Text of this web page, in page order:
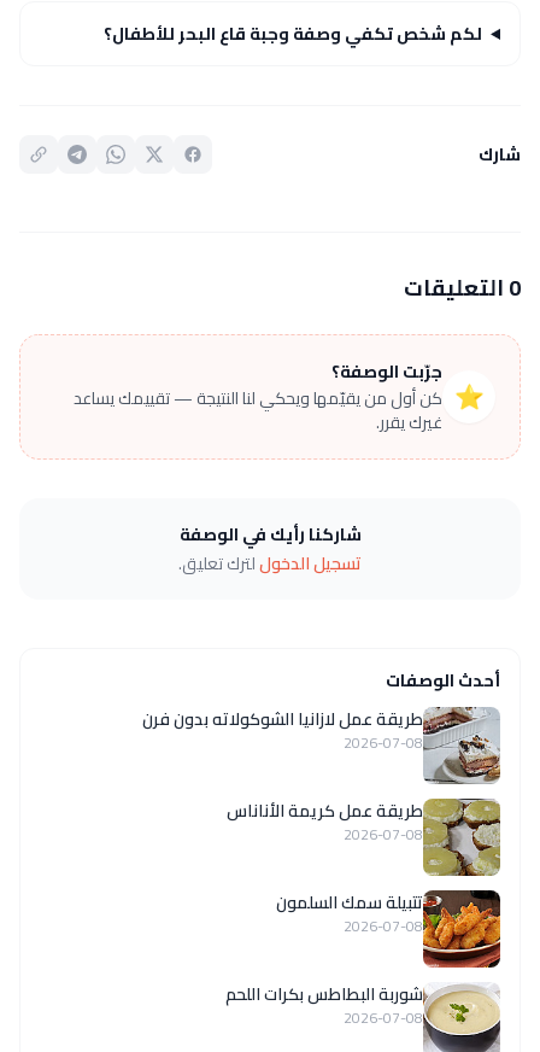
لكم شخص تكفي وصفة وجبة قاع البحر للأطفال؟
شارك
0 التعليقات
⭐
جرّبت الوصفة؟
كن أول من يقيّمها ويحكي لنا النتيجة — تقييمك يساعد
غيرك يقرر.
شاركنا رأيك في الوصفة
تسجيل الدخوللترك تعليق.
أحدث الوصفات
طريقة عمل لازانيا الشوكولاته بدون فرن
2026-07-08
طريقة عمل كريمة الأناناس
2026-07-08
تتبيلة سمك السلمون
2026-07-08
شوربة البطاطس بكرات اللحم
2026-07-08